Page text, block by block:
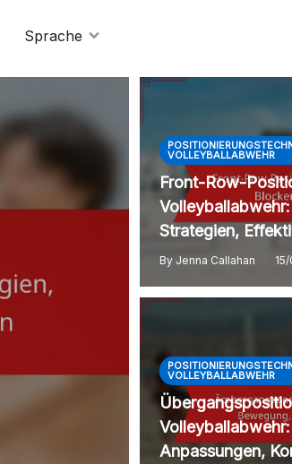
Sprache
VOLLEYBALLABWEHR
Front-Row-
Strategien,
By Jenna Callahan
VOLLEYBALLABWEHR
Anpassungen,